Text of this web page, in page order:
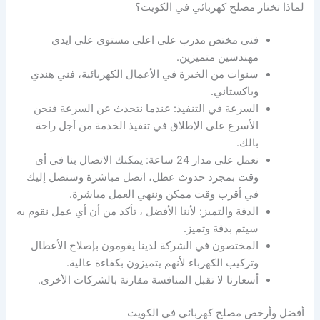
لماذا تختار مصلح كهربائي في الكويت؟
فني مختص مدرب علي اعلي مستوي علي ايدي
مهندسين متميزين.
سنوات من الخبرة في الأعمال الكهربائية، فني هندي
وباكستاني.
السرعة في التنفيذ: عندما نتحدث عن السرعة فنحن
الأسرع على الإطلاق في تنفيذ الخدمة من أجل راحة
بالك.
نعمل على مدار 24 ساعة: يمكنك الاتصال بنا في أي
وقت بمجرد حدوث عطل، اتصل مباشرة وسنصل إليك
في أقرب وقت ممكن وننهي العمل مباشرة.
الدقة والتميز: لأننا الأفضل ، تأكد من أن أي عمل نقوم به
سيتم بدقة وتميز.
المختصون في الشركة لدينا يقومون بإصلاح الأعطال
وتركيب الكهرباء لأنهم يتميزون بكفاءة عالية.
أسعارنا لا تقبل المنافسة مقارنة بالشركات الأخرى.
أفضل وأرخص مصلح كهربائي في الكويت